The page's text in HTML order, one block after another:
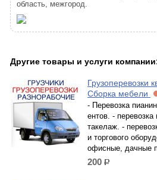
область, межгород.
Другие товары и услуги
Грузоперевозки
Сборка мебели
- Перевозка
ентов. - перевозка
таке­лаж. -
и торг­ового
офисные, дачные
200 р.